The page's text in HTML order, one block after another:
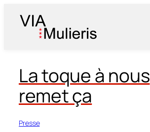
La toque à nous
remet ça
Presse